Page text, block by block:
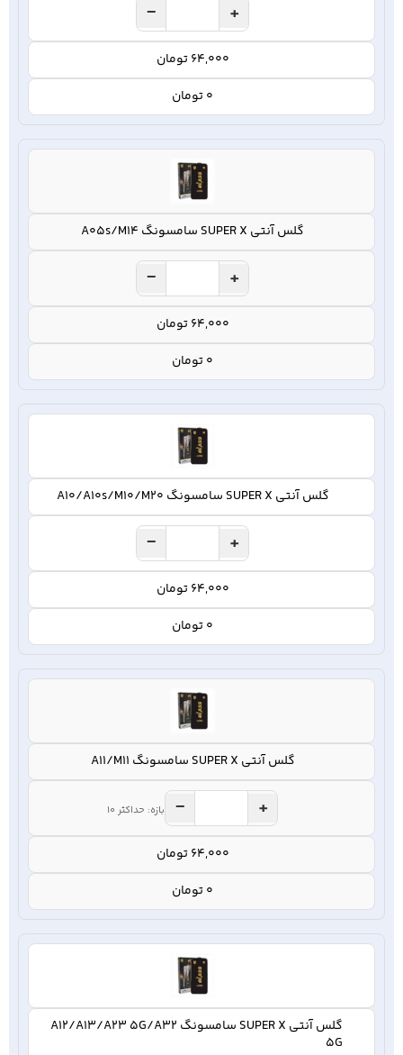
− +
64,000 تومان
0 تومان
گلس آنتی SUPER X سامسونگ A05s/M14
− +
64,000 تومان
0 تومان
گلس آنتی SUPER X سامسونگ A10/A10s/M10/M20
− +
64,000 تومان
0 تومان
گلس آنتی SUPER X سامسونگ A11/M11
− + بازه: حداکثر 10
64,000 تومان
0 تومان
گلس آنتی SUPER X سامسونگ A12/A13/A23 5G/A32
5G